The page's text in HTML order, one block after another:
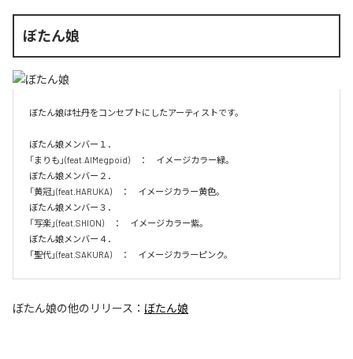
ぼたん娘
ぼたん娘は牡丹をコンセプトにしたアーティストです。
ぼたん娘メンバー１．
「まりも」(feat.AIMegpoid)　：　イメージカラー緑。
ぼたん娘メンバー２．
「黄冠」(feat.HARUKA)　：　イメージカラー黄色。
ぼたん娘メンバー３．
「写楽」(feat.SHION)　：　イメージカラー紫。
ぼたん娘メンバー４．
「聖代」(feat.SAKURA)　：　イメージカラーピンク。
ぼたん娘の他のリリース： ぼたん娘